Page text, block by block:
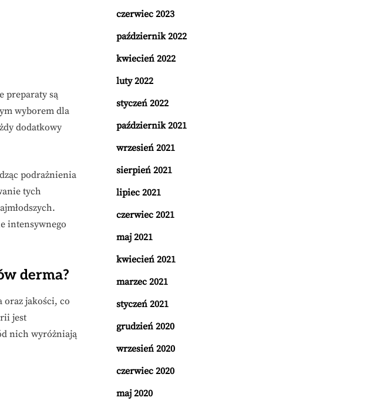
preparaty są
wyborem dla
dodatkowy
podrażnienia
tych
intensywnego
derma?
oraz jakości, co
jest
nich wyróżniają
czerwiec 2023
październik 2022
kwiecień 2022
luty 2022
styczeń 2022
październik 2021
wrzesień 2021
sierpień 2021
lipiec 2021
czerwiec 2021
maj 2021
kwiecień 2021
marzec 2021
styczeń 2021
grudzień 2020
wrzesień 2020
czerwiec 2020
maj 2020